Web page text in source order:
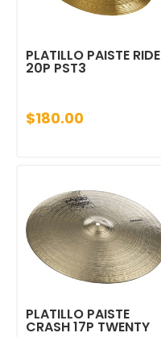
PLATILLO PAISTE RIDE
20P PST3
$180.00
PLATILLO PAISTE
CRASH 17P TWENTY